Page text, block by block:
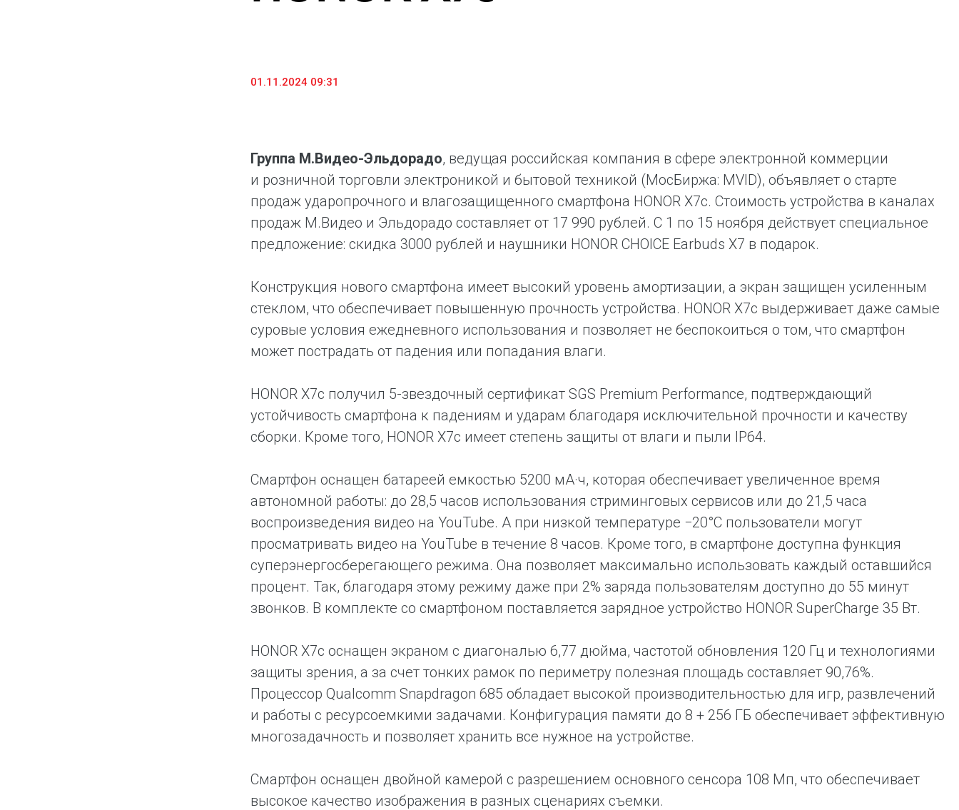
категории товаров, услуг и сервисов.
01.11.2024 09:31
Группа М.Видео-Эльдорадо, ведущая российская компания в сфере электронной коммерции
и розничной торговли электроникой и бытовой техникой (МосБиржа: MVID), объявляет о старте
продаж ударопрочного и влагозащищенного смартфона HONOR X7с. Стоимость устройства в каналах
продаж М.Видео и Эльдорадо составляет от 17 990 рублей. С 1 по 15 ноября действует специальное
предложение: скидка 3000 рублей и наушники HONOR CHOICE Earbuds X7 в подарок.
Конструкция нового смартфона имеет высокий уровень амортизации, а экран защищен усиленным
стеклом, что обеспечивает повышенную прочность устройства. HONOR X7c выдерживает даже самые
суровые условия ежедневного использования и позволяет не беспокоиться о том, что смартфон
может пострадать от падения или попадания влаги.
HONOR X7c получил 5-звездочный сертификат SGS Premium Performance, подтверждающий
устойчивость смартфона к падениям и ударам благодаря исключительной прочности и качеству
сборки. Кроме того, HONOR X7c имеет степень защиты от влаги и пыли IP64.
Смартфон оснащен батареей емкостью 5200 мА·ч, которая обеспечивает увеличенное время
автономной работы: до 28,5 часов использования стриминговых сервисов или до 21,5 часа
воспроизведения видео на YouTube. А при низкой температуре −20°C пользователи могут
просматривать видео на YouTube в течение 8 часов. Кроме того, в смартфоне доступна функция
суперэнергосберегающего режима. Она позволяет максимально использовать каждый оставшийся
процент. Так, благодаря этому режиму даже при 2% заряда пользователям доступно до 55 минут
звонков. В комплекте со смартфоном поставляется зарядное устройство HONOR SuperCharge 35 Вт.
HONOR X7c оснащен экраном с диагональю 6,77 дюйма, частотой обновления 120 Гц и технологиями
защиты зрения, а за счет тонких рамок по периметру полезная площадь составляет 90,76%.
Процессор Qualcomm Snapdragon 685 обладает высокой производительностью для игр, развлечений
и работы с ресурсоемкими задачами. Конфигурация памяти до 8 + 256 ГБ обеспечивает эффективную
многозадачность и позволяет хранить все нужное на устройстве.
Смартфон оснащен двойной камерой с разрешением основного сенсора 108 Мп, что обеспечивает
высокое качество изображения в разных сценариях съемки.